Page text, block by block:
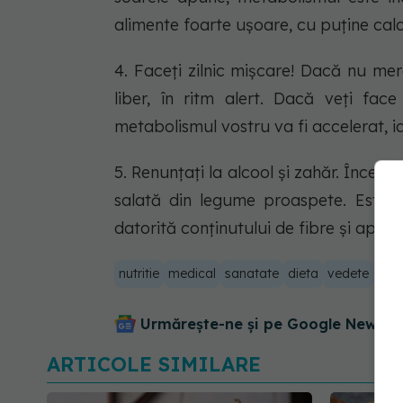
alimente foarte uşoare, cu puţine
4. Faceţi zilnic mişcare! Dacă nu
liber, în ritm alert. Dacă veţi face
metabolismul vostru va fi accelerat,
5. Renunţaţi la alcool şi zahăr.
salată din legume proaspete.
datorită conţinutului de fibre şi apă
nutritie medical sanatate dieta vedete
Urmărește-ne și pe Google News -
ARTICOLE SIMILARE